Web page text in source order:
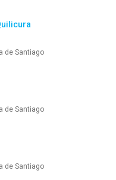
de Santiago
de Santiago
de Santiago